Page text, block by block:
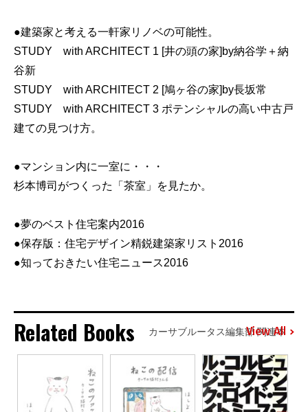
●建築家と考える一軒家リノベの可能性。
STUDY with ARCHITECT 1 [井の頭の家]by納谷学＋納
谷新
STUDY with ARCHITECT 2 [鳩ヶ谷の家]by長坂常
STUDY with ARCHITECT 3 ポテンシャルの高い中古戸
建ての見つけ方。
●マンション内に一室に・・・
杉本博司がつくった「茶室」を見たか。
●夢のベスト住宅案内2016
●保存版：住宅デザイン精鋭建築家リスト2016
●知っておきたい住宅ニュース2016
Related Books カーサブルータス編集部 関連本
View All